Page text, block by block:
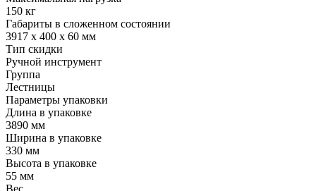
150 кг
Габариты в сложенном состоянии
3917 х 400 х 60 мм
Тип скидки
Ручной инструмент
Группа
Лестницы
Параметры упаковки
Длина в упаковке
3890 мм
Ширина в упаковке
330 мм
Высота в упаковке
55 мм